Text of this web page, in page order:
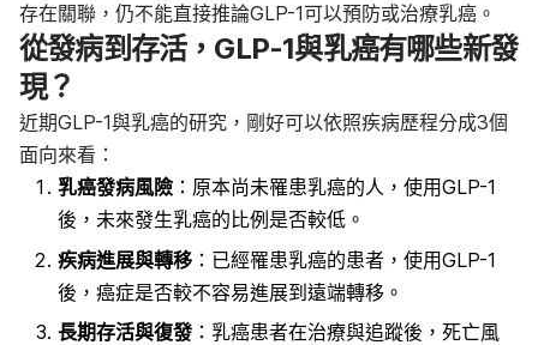
存在關聯，仍不能直接推論GLP-1可以預防或治療乳癌。
從發病到存活，GLP-1與乳癌有哪些新發
現？
近期GLP-1與乳癌的研究，剛好可以依照疾病歷程分成3個
面向來看：
乳癌發病風險 ：原本尚未罹患乳癌的人，使用GLP-1
後，未來發生乳癌的比例是否較低。
疾病進展與轉移 ：已經罹患乳癌的患者，使用GLP-1
後，癌症是否較不容易進展到遠端轉移。
長期存活與復發 ：乳癌患者在治療與追蹤後，死亡風